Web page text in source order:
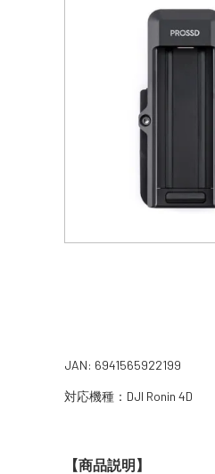
JAN: 6941565922199
対応機種：DJI Ronin 4D
【商品説明】